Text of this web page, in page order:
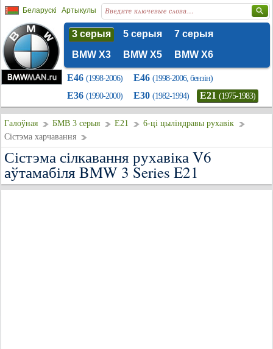
Беларускі Артыкулы
3 серыя 5 серыя
7 серыя
BMW X3
BMW X5 BMW X6
E46 (1998-2006) E46 (1998-2006, бензін)
E36 (1990-2000) E30 (1982-1994) E21 (1975-1983)
Галоўная БМВ 3 серыя E21
6-ці цыліндравы рухавік
Сістэма харчавання
Сістэма сілкавання рухавіка V6
аўтамабіля BMW 3 Series E21